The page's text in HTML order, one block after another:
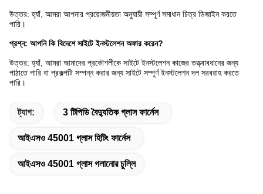
উত্তর: হ্যাঁ, আমরা আপনার প্রয়োজনীয়তা অনুযায়ী সম্পূর্ণ সমাধান চিত্র ডিজাইন করতে
পারি।
প্রশ্ন: আপনি কি বিদেশে সাইটে ইনস্টলেশন অফার করেন?
উত্তর: হ্যাঁ, আমরা আমাদের প্রকৌশলীকে সাইটে ইনস্টলেশন কাজের তত্ত্বাবধানের জন্য
পাঠাতে পারি বা প্রকল্পটি সম্পন্ন করার জন্য সাইটে সম্পূর্ণ ইনস্টলেশন দল সরবরাহ করতে
পারি।
ট্যাগ: 3 টিপিডি বৈদ্যুতিক গ্লাস ফার্নেস
আইএসও 45001 গ্লাস হিটিং ফার্নেস
আইএসও 45001 গ্লাস গলানোর চুল্লি